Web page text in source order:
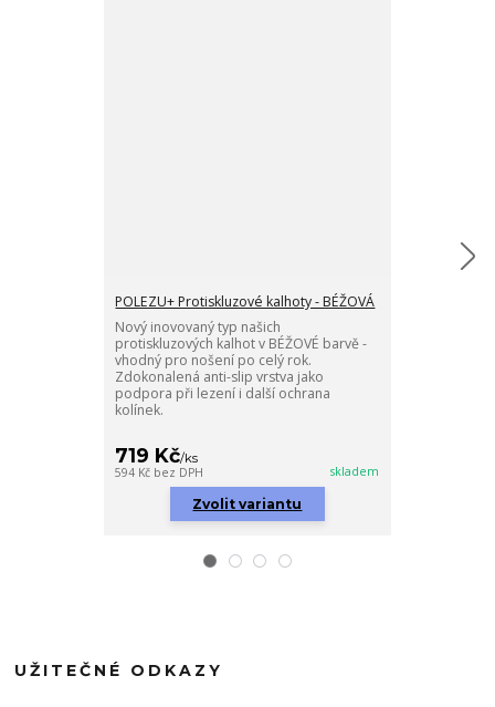
POLEZU+ Protiskluzové kalhoty - BÉŽOVÁ
Nový inovovaný typ našich
protiskluzových kalhot v BÉŽOVÉ barvě -
vhodný pro nošení po celý rok.
Zdokonalená anti-slip vrstva jako
podpora při lezení i další ochrana
kolínek.
719 Kč/ks
594 Kč bez DPH skladem
Zvolit variantu
UŽITEČNÉ ODKAZY